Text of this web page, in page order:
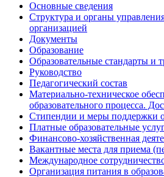
Основные сведения
Структура и органы
организацией
Документы
Образование
Образовательные стандарты и
Руководство
Педагогический состав
Материально-техническое
образовательного процесса.
Стипендии и меры поддержки
Платные образовательные
Финансово-хозяйственная
Вакантные места для приема
Международное
Организация питания в